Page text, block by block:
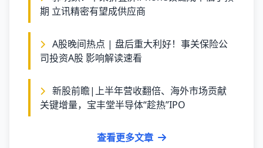
期 立讯精密有望成供应商
司投资A股 影响解读速看
关键增量，宝丰堂半导体“趁热”IPO
查看更多文章